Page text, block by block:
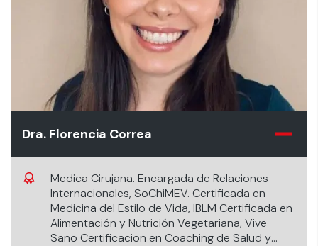
Dra. Florencia Correa
Medica Cirujana. Encargada de Relaciones
Internacionales, SoChiMEV. Certificada en
Medicina del Estilo de Vida, IBLM Certificada en
Alimentación y Nutrición Vegetariana, Vive
Sano Certificacion en Coaching de Salud y